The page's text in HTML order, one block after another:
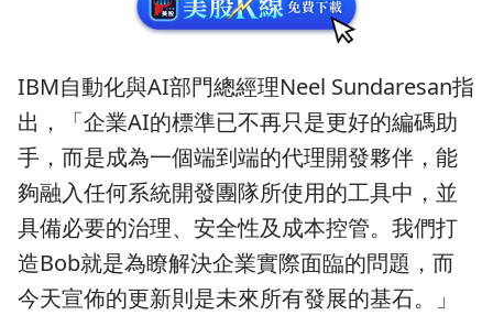
IBM自動化與AI部門總經理Neel Sundaresan指
出，「企業AI的標準已不再只是更好的編碼助
手，而是成為一個端到端的代理開發夥伴，能
夠融入任何系統開發團隊所使用的工具中，並
具備必要的治理、安全性及成本控管。我們打
造Bob就是為瞭解決企業實際面臨的問題，而
今天宣佈的更新則是未來所有發展的基石。」